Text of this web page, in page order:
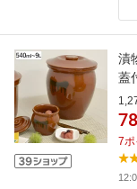
漬
蓋
漬
も
7ポ